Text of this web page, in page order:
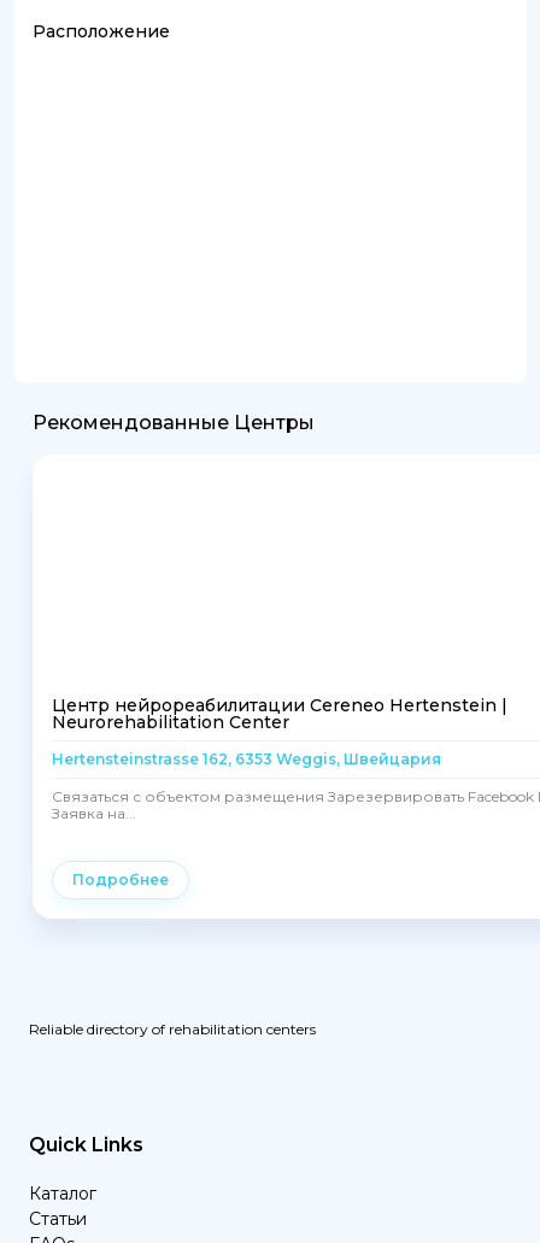
Расположение
Рекомендованные Центры
Центр нейрореабилитации Cereneo Hertenstein |
Neurorehabilitation Center
Hertensteinstrasse 162, 6353 Weggis, Швейцария
Связаться с объектом размещения Зарезервировать Facebook
Заявка на...
Подробнее
Reliable directory of rehabilitation centers
Quick Links
Каталог
Статьи